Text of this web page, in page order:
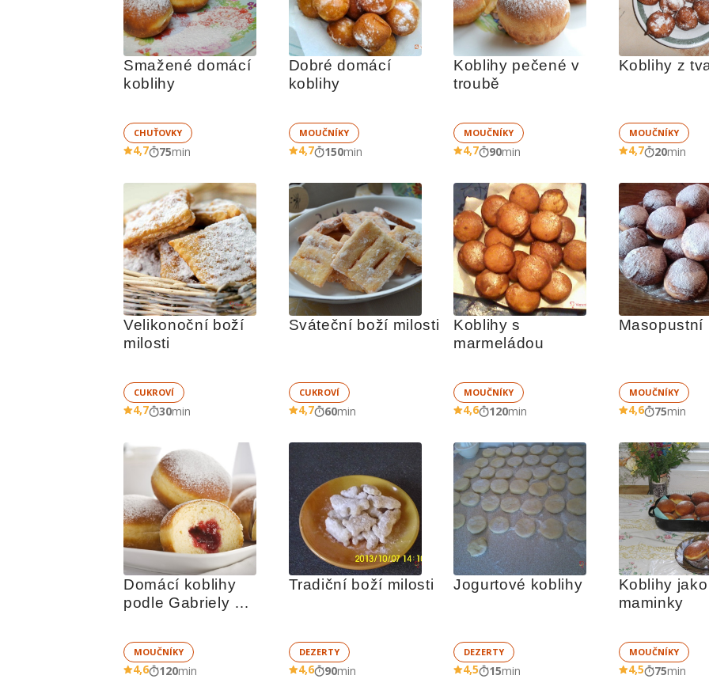
Smažené domácí
koblihy
CHUŤOVKY
4,7 75min
Dobré domácí
koblihy
MOUČNÍKY
4,7 150min
Koblihy pečené v
troubě
MOUČNÍKY
4,7 90min
Koblihy z
MOUČNÍKY
4,7 20min
Velikonoční boží
milosti
CUKROVÍ
4,7 30min
Sváteční boží milosti
CUKROVÍ
4,7 60min
Koblihy s
marmeládou
MOUČNÍKY
4,6 120min
Masopustní
MOUČNÍKY
4,6 75min
Domácí koblihy
podle Gabriely
MOUČNÍKY
4,6 120min
DEZERTY
4,6 90min
Jogurtové koblihy
DEZERTY
4,5 15min
Koblihy
maminky
MOUČNÍKY
4,5 75min